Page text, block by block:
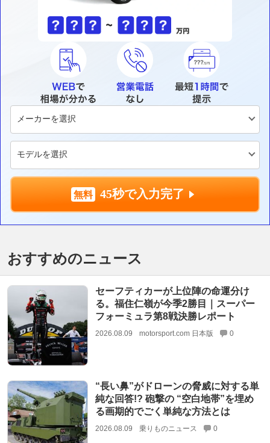
45秒で入力完了
おすすめのニュース
セーフティカーが上位陣の命運分け
る。福住仁嶺が今季2勝目｜スーパー
フォーミュラ第8戦決勝レポート
2026.08.09 motorsport.com 日本版 0
“長い鼻”がドローンの脅威に対する単
純な回答!? 砲撃の “空白地帯”を埋め
る画期的でごく単純な方法とは
2026.08.09 乗りものニュース 0